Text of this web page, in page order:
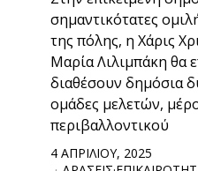
σημαντικότατες
της πόλης, η Χάρις
Μαρία Λιλιμπάκη θα
διαθέσουν δημόσια
ομάδες μελετών,
περιβαλλοντικού
4 ΑΠΡΙΛΙΟΥ, 2025